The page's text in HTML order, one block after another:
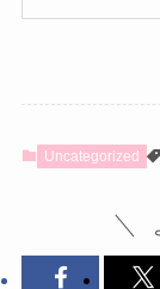
Uncategorized